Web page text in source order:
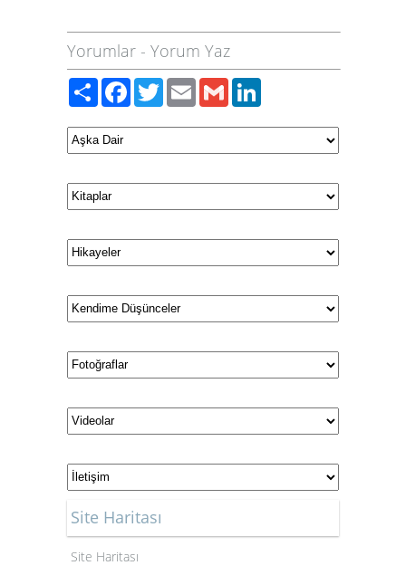
Yorumlar - Yorum Yaz
PaylaşFacebook
TwitterEmailGmail
Site Haritası
Site Haritası